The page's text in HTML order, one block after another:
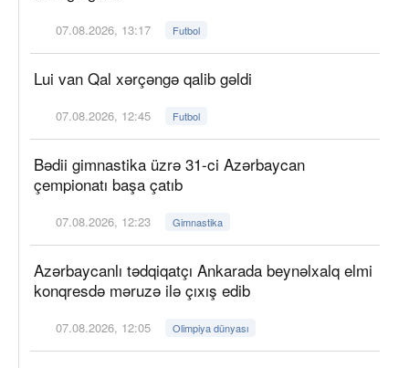
07.08.2026, 13:17 Futbol
Lui van Qal xərçəngə qalib gəldi
07.08.2026, 12:45 Futbol
Bədii gimnastika üzrə 31-ci Azərbaycan
çempionatı başa çatıb
07.08.2026, 12:23 Gimnastika
Azərbaycanlı tədqiqatçı Ankarada beynəlxalq elmi
konqresdə məruzə ilə çıxış edib
07.08.2026, 12:05 Olimpiya dünyası